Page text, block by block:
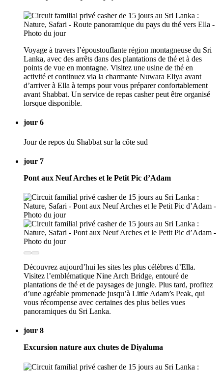
Voyage à travers l’époustouflante région montagneuse du Sri
Lanka, avec des arrêts dans des plantations de thé et à des
points de vue en montagne. Visitez une usine de thé en
activité et continuez via la charmante Nuwara Eliya avant
d’arriver à Ella à temps pour vous préparer confortablement
avant Shabbat. Un service de repas casher peut être organisé
lorsque disponible.
jour 6
Jour de repos du Shabbat sur la côte sud
jour 7
Pont aux Neuf Arches et le Petit Pic d’Adam
Découvrez aujourd’hui les sites les plus célèbres d’Ella.
Visitez l’emblématique Nine Arch Bridge, entouré de
plantations de thé et de paysages de jungle. Plus tard, profitez
d’une agréable promenade jusqu’à Little Adam’s Peak, qui
vous récompense avec certaines des plus belles vues
panoramiques du Sri Lanka.
jour 8
Excursion nature aux chutes de Diyaluma